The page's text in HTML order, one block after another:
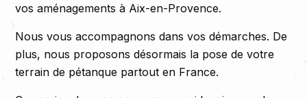
vos aménagements à Aix-en-Provence.
Nous vous accompagnons dans vos démarches. De
plus, nous proposons désormais la pose de votre
terrain de pétanque partout en France.